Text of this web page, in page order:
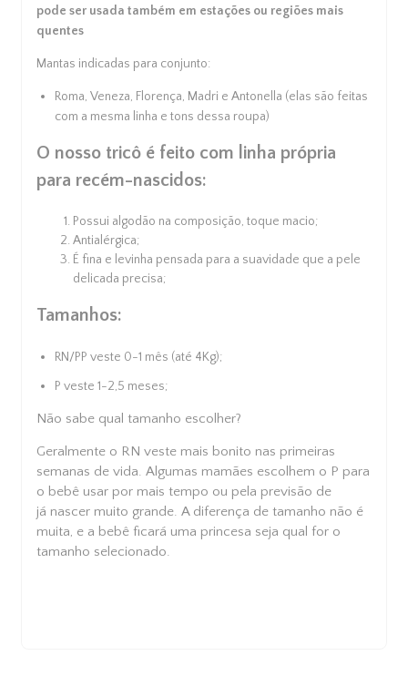
Cupons de Desconto
carrinho
pode ser usada também em estações ou regiões mais
quentes
Mantas indicadas para conjunto:
Roma, Veneza, Florença, Madri e Antonella (elas são feitas
com a mesma linha e tons dessa roupa)
O nosso tricô é feito com linha própria
para recém-nascidos:
Possui algodão na composição, toque macio;
Antialérgica;
É fina e levinha pensada para a suavidade que a pele
delicada precisa;
Tamanhos:
RN/PP veste 0-1 mês (até 4Kg);
P veste 1-2,5 meses;
Não sabe qual tamanho escolher?
Geralmente o RN veste mais bonito nas primeiras
semanas de vida. Algumas mamães escolhem o P para
o bebê usar por mais tempo ou pela previsão de
já nascer muito grande. A diferença de tamanho não é
muita, e a bebê ficará uma princesa seja qual for o
tamanho selecionado.